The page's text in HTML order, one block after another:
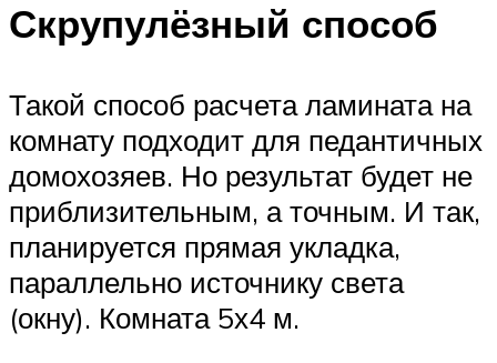
Скрупулёзный способ
Такой способ расчета ламината на
комнату подходит для педантичных
домохозяев. Но результат будет не
приблизительным, а точным. И так,
планируется прямая укладка,
параллельно источнику света
(окну). Комната 5х4 м.